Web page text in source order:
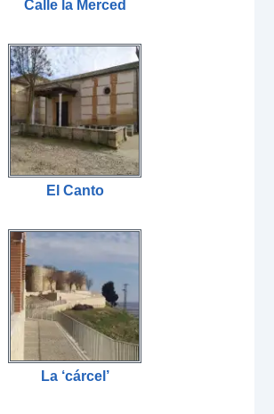
Calle la Merced
El Canto
La ‘cárcel’